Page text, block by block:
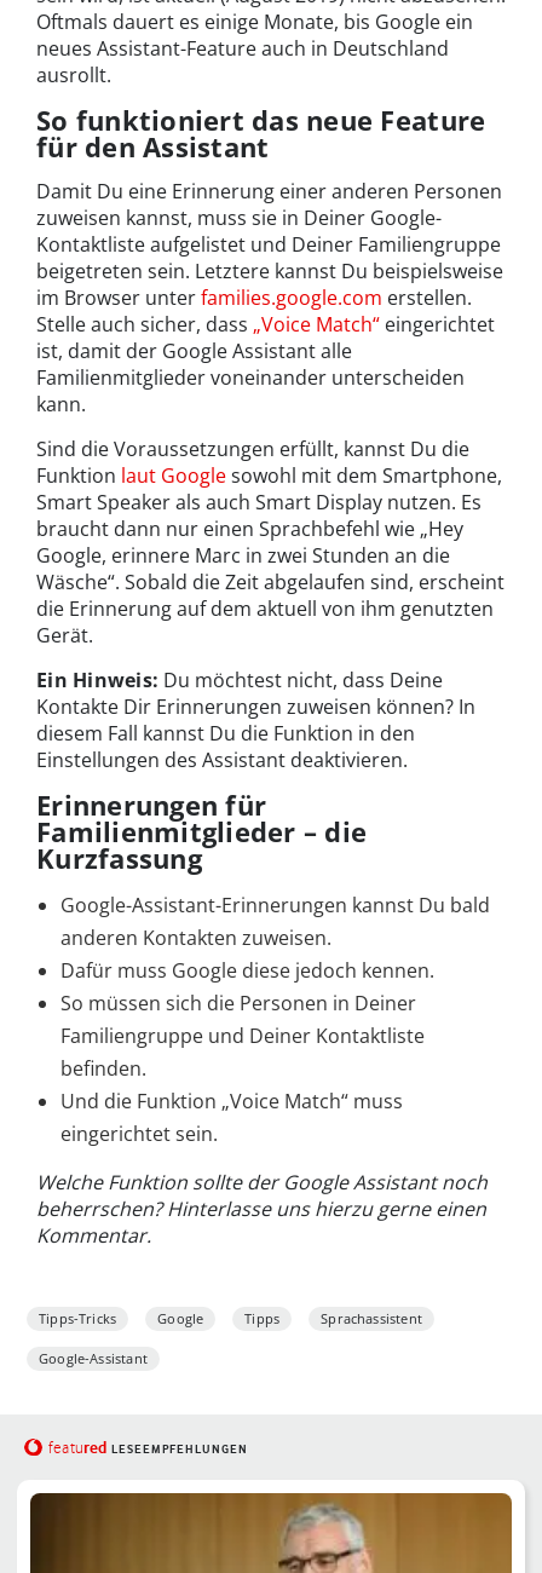
Oftmals dauert es einige Monate, bis Google ein
neues Assistant-Feature auch in Deutschland
ausrollt.
So funktioniert das neue Feature
für den Assistant
Damit Du eine Erinnerung einer anderen Personen
zuweisen kannst, muss sie in Deiner Google-
Kontaktliste aufgelistet und Deiner Familiengruppe
beigetreten sein. Letztere kannst Du beispielsweise
im Browser unterfamilies.google.com erstellen.
Stelle auch sicher, dass „Voice Match“ eingerichtet
ist, damit der Google Assistant alle
Familienmitglieder voneinander unterscheiden
kann.
Sind die Voraussetzungen erfüllt, kannst Du die
Funktion laut Googlesowohl mit dem Smartphone,
Smart Speaker als auch Smart Display nutzen. Es
braucht dann nur einen Sprachbefehl wie „Hey
Google, erinnere Marc in zwei Stunden an die
Wäsche“. Sobald die Zeit abgelaufen sind, erscheint
die Erinnerung auf dem aktuell von ihm genutzten
Gerät.
Ein Hinweis: Du möchtest nicht, dass Deine
Kontakte Dir Erinnerungen zuweisen können? In
diesem Fall kannst Du die Funktion in den
Einstellungen des Assistant deaktivieren.
Erinnerungen für
Familienmitglieder – die
Kurzfassung
Google-Assistant-Erinnerungen kannst Du bald
anderen Kontakten zuweisen.
Dafür muss Google diese jedoch kennen.
So müssen sich die Personen in Deiner
Familiengruppe und Deiner Kontaktliste
befinden.
Und die Funktion „Voice Match“ muss
eingerichtet sein.
Welche Funktion sollte der Google Assistant noch
beherrschen? Hinterlasse uns hierzu gerne einen
Kommentar.
Tipps-Tricks Google Tipps Sprachassistent
Google-Assistant
featured LESEEMPFEHLUNGEN